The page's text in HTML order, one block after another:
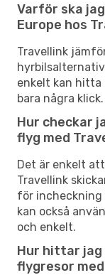
Varför ska
Europe hos
Travellink
enkelt kan hitta
bara några klick.
Hur checkar
flyg med
Det är enkelt
Travellink
för incheckning
kan också
och enkelt.
Hur hittar jag
flygresor